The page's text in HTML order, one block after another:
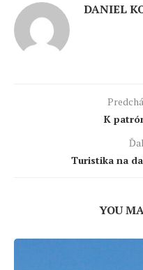
DANIEL
K
Turistika na
YOU